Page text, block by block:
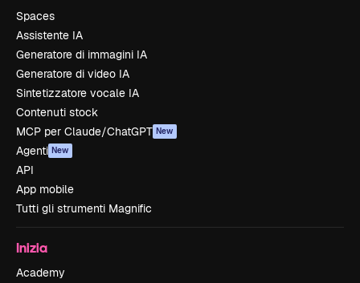
Spaces
Assistente IA
Generatore di immagini IA
Generatore di video IA
Sintetizzatore vocale IA
Contenuti stock
MCP per Claude/ChatGPT New
Agenti New
API
App mobile
Tutti gli strumenti Magnific
Inizia
Academy